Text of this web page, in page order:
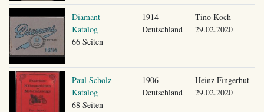
Diamant
Katalog
66 Seiten
1914
Deutschland
Tino Koch
29.02.2020
Paul Scholz
Katalog
68 Seiten
1906
Deutschland
Heinz Fingerhut
29.02.2020